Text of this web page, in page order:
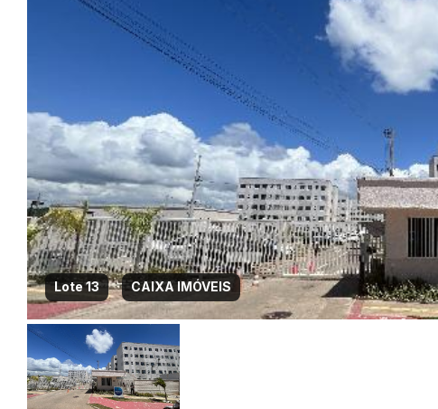
Lote 13 CAIXA IMÓVEIS